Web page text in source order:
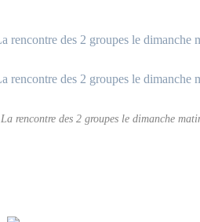
La rencontre des 2 groupes le dimanche